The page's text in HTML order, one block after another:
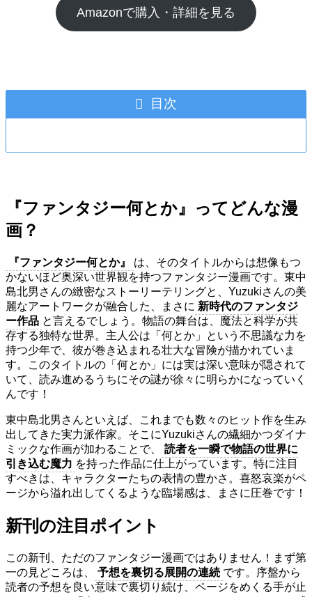
Amazonで購入・詳細を見る
目次
『ファンタジー何とか』ってどんな漫
画？
『ファンタジー何とか』
は、そのタイトルからは想像もつ
かないほど奥深い世界観を持つファンタジー漫画です。東中
島北男さんの緻密なストーリーテリングと、Yuzukiさんの美
麗なアートワークが融合した、まさに 新時代のファンタジ
ー作品 と言えるでしょう。物語の舞台は、魔法と科学が共
存する独特な世界。主人公は「何とか」という不思議な力を
持つ少年で、彼が巻き込まれる壮大な冒険が描かれていま
す。このタイトルの「何とか」には実は深い意味が隠されて
いて、読み進めるうちにその謎が徐々に明らかになっていく
んです！
東中島北男さんといえば、これまでも数々のヒット作を生み
出してきた実力派作家。そこにYuzukiさんの繊細かつダイナ
ミックな作画が加わることで、
読者を一瞬で物語の世界に
引き込む魔力 を持った作品に仕上がっています。特に注目
すべきは、キャラクターたちの表情の豊かさ。喜怒哀楽がペ
ージから溢れ出してくるような臨場感は、まさに圧巻です！
新刊の注目ポイント
この新刊、ただのファンタジー漫画ではありません！まず第
一の見どころは、
予想を裏切る展開の連続 です。序盤から
読者の予想を良い意味で裏切り続け、ページをめくる手が止